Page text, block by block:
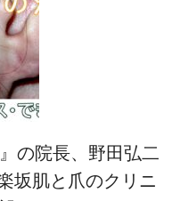
の院長、野田弘二
坂肌と爪のクリニ